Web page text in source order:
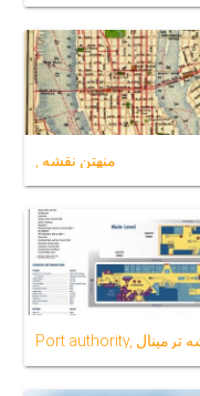
, منهتن نقشه